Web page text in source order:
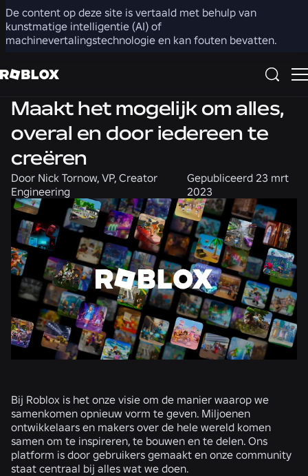
De content op deze site is vertaald met behulp van
kunstmatige intelligentie (AI) of
machinevertalingstechnologie en kan fouten bevatten.
Delen
Maakt het mogelijk om alles,
overal en door iedereen te
creëren
Door Nick Tornow, VP, Creator
Engineering
Gepubliceerd 23 mrt
2023
Bij Roblox is het onze visie om de manier waarop we
samenkomen opnieuw vorm te geven. Miljoenen
ontwikkelaars en makers over de hele wereld komen
samen om te inspireren, te bouwen en te delen. Ons
platform is door gebruikers gemaakt en onze community
staat centraal bij alles wat we doen.